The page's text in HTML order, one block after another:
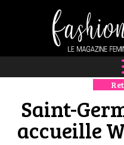
Saint-
accueille